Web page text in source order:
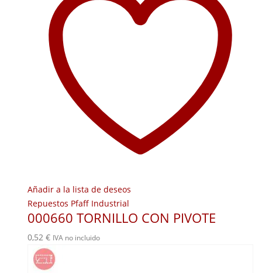
Añadir a la lista de deseos
Repuestos Pfaff Industrial
000660 TORNILLO CON PIVOTE
0,52 € IVA no incluido